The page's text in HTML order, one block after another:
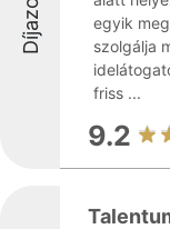
egyik
szolgálja
friss ...
9.2